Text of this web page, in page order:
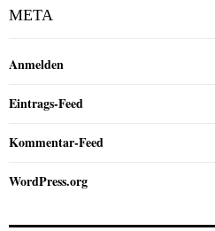
META
Anmelden
Eintrags-Feed
Kommentar-Feed
WordPress.org